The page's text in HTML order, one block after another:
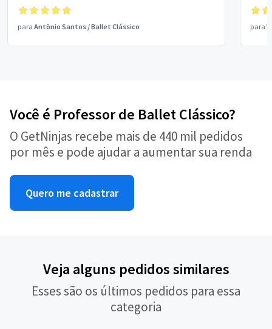
para Antônio Santos /Ballet Clássico para
Você é Professor de Ballet Clássico?
O GetNinjas recebe mais de 440 mil pedidos
por mês e pode ajudar a aumentar sua renda
Quero me cadastrar
Veja alguns pedidos similares
Esses são os últimos pedidos para essa
categoria